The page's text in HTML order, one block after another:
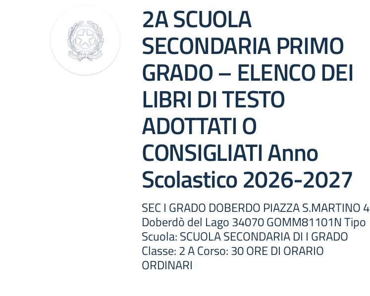
2A SCUOLA
SECONDARIA PRIMO
GRADO – ELENCO DEI
LIBRI DI TESTO
ADOTTATI O
CONSIGLIATI Anno
Scolastico 2026-2027
SEC I GRADO DOBERDO PIAZZA S.MARTINO 4
Doberdò del Lago 34070 GOMM81101N Tipo
Scuola: SCUOLA SECONDARIA DI I GRADO
Classe: 2 A Corso: 30 ORE DI ORARIO
ORDINARI